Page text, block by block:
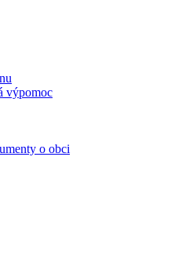
výpomoc
o obci